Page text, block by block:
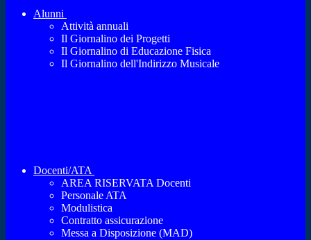
Alunni
Attività annuali
Il Giornalino dei Progetti
Il Giornalino di Educazione Fisica
Il Giornalino dell'Indirizzo Musicale
Docenti/ATA
AREA RISERVATA Docenti
Personale ATA
Modulistica
Contratto assicurazione
Messa a Disposizione (MAD)